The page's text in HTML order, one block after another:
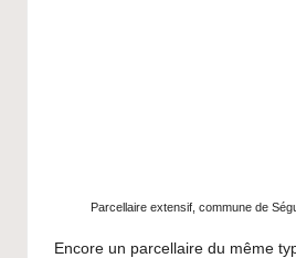
Parcellaire extensif, commune de
Encore un parcellaire du même